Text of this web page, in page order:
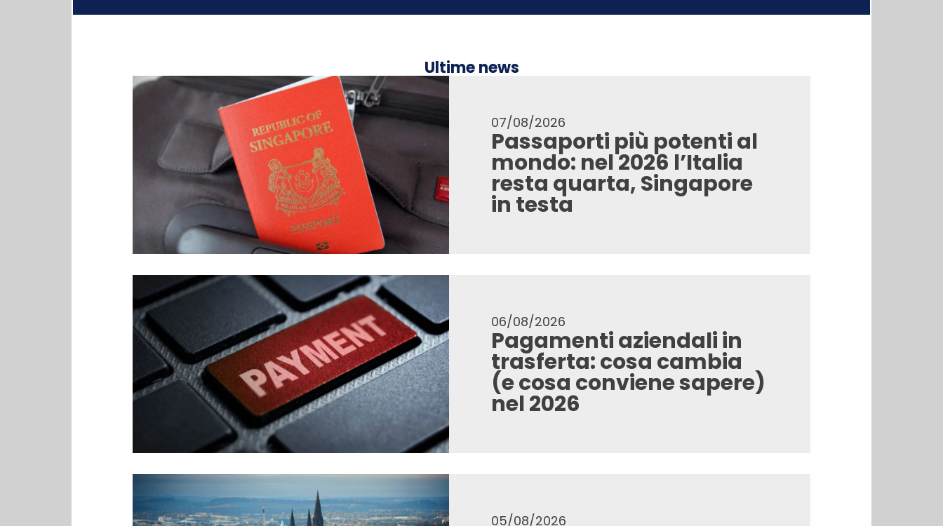
Ultime news
07/08/2026
Passaporti più potenti al
mondo: nel 2026 l’Italia
resta quarta, Singapore
in testa
06/08/2026
Pagamenti aziendali in
trasferta: cosa cambia
(e cosa conviene sapere)
nel 2026
05/08/2026